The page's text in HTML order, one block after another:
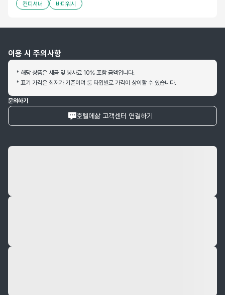
컨디셔너
바디워시
이용 시 주의사항
* 해당 상품은 세금 및 봉사료 10% 포함 금액입니다.
* 표기 가격은 최저가 기준이며 룸 타입별로 가격이 상이할 수 있습니다.
문의하기
호텔에삶 고객센터 연결하기